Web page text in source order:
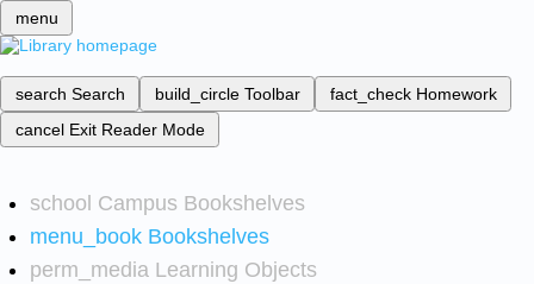
menu
search Search build_circle Toolbar fact_check Homework
cancel Exit Reader Mode
school Campus Bookshelves
menu_book Bookshelves
perm_media Learning Objects